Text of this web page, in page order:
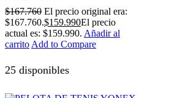
$167.760 El precio original era:
$167.760.$159.990El precio
actual es: $159.990. Añadir al
carritoAdd to Compare
25 disponibles